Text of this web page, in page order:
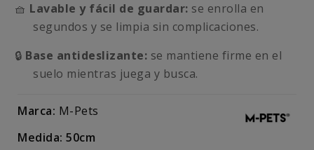
🧺 Lavable y fácil de guardar: se enrolla en
segundos y se limpia sin complicaciones.
🔒 Base antideslizante: se mantiene firme en el
suelo mientras juega y busca.
Marca: M-Pets
Medida: 50cm